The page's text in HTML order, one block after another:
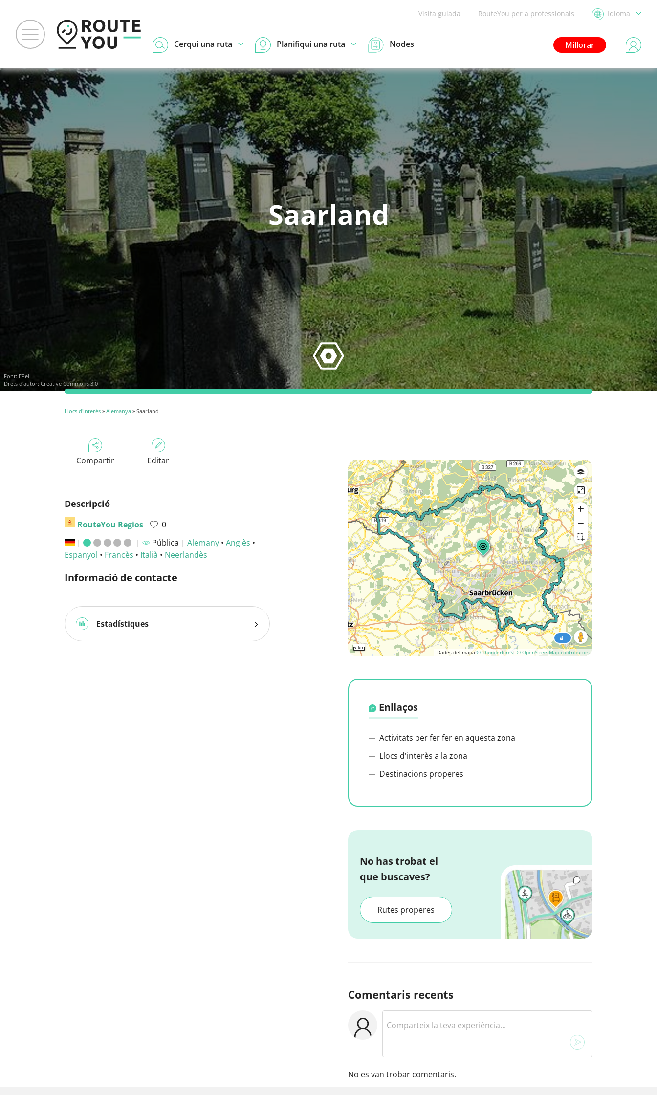
Visita guiada RouteYou per a professionals Idioma
Millorar
Cerqui una ruta Planifiqui una ruta Nodes
Saarland
Font: EPei
Drets d'autor: Creative Commons 3.0
Llocs d'interès » Alemanya » Saarland
Compartir Editar
Descripció
RouteYou Regios
0
|
| Pública | Alemany• Anglès •
Espanyol • Francès • Italià • Neerlandès
Informació de contacte
Estadístiques
Dades del mapa© Thunderforest © OpenStreetMap contributors
5 km
Enllaços
Activitats per fer fer en aquesta zona
Llocs d'interès a la zona
Destinacions properes
No has trobat el
que buscaves?
Rutes properes
Comentaris recents
No es van trobar comentaris.